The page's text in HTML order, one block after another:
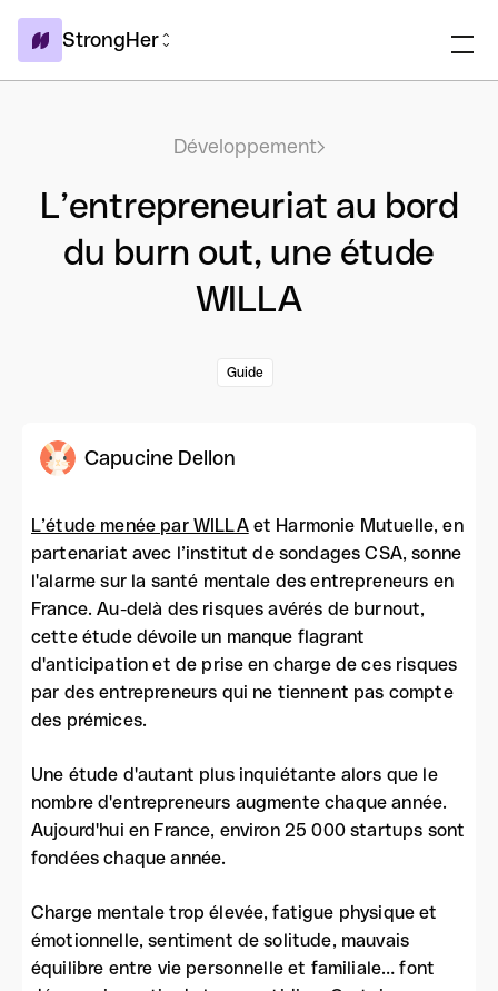
StrongHer
Développement
L’entrepreneuriat au bord
du burn out, une étude
WILLA
Guide
Capucine Dellon
L’étude menée par WILLAet Harmonie Mutuelle, en
partenariat avec l’institut de sondages CSA, sonne
l'alarme sur la santé mentale des entrepreneurs en
France. Au-delà des risques avérés de burnout,
cette étude dévoile un manque flagrant
d'anticipation et de prise en charge de ces risques
par des entrepreneurs qui ne tiennent pas compte
des prémices.
Une étude d'autant plus inquiétante alors que le
nombre d'entrepreneurs augmente chaque année.
Aujourd'hui en France, environ 25 000 startups sont
fondées chaque année.
Charge mentale trop élevée, fatigue physique et
émotionnelle, sentiment de solitude, mauvais
équilibre entre vie personnelle et familiale… font